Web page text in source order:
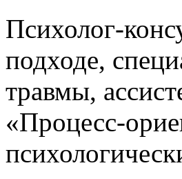
Психолог-
подходе,
травмы,
«Процесс-